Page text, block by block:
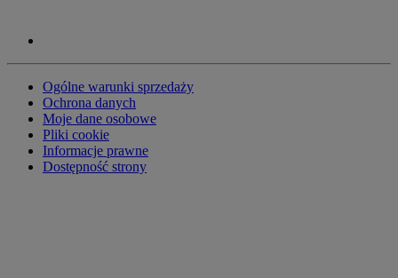
Ogólne warunki sprzedaży
Ochrona danych
Moje dane osobowe
Pliki cookie
Informacje prawne
Dostępność strony